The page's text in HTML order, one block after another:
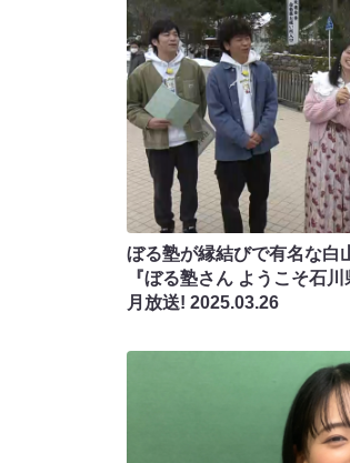
ぼる塾が縁結びで有名な白
『ぼる塾さん ようこそ石
月放送! 2025.03.26